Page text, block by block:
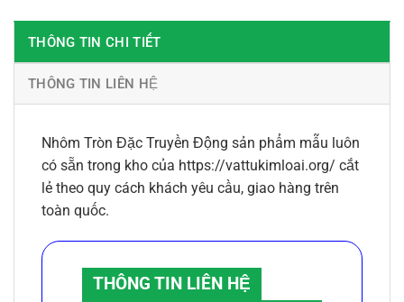
THÔNG TIN CHI TIẾT
THÔNG TIN LIÊN HỆ
Nhôm Tròn Đặc Truyền Động sản phẩm mẫu luôn
có sẵn trong kho của https://vattukimloai.org/ cắt
lẻ theo quy cách khách yêu cầu, giao hàng trên
toàn quốc.
THÔNG TIN LIÊN HỆ